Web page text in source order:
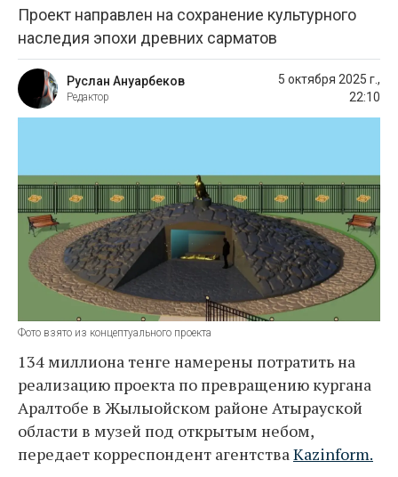
Проект направлен на сохранение культурного
наследия эпохи древних сарматов
Руслан Ануарбеков
Редактор
5 октября 2025 г.,
22:10
Фото взято из концептуального проекта
134 миллиона тенге намерены потратить на
реализацию проекта по превращению кургана
Аралтобе в Жылыойском районе Атырауской
области в музей под открытым небом,
передает корреспондент агентстваKazinform.